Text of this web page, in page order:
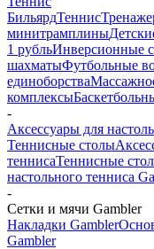
БильярдТеннис
минитрамплины
1 рубльИнверсионные
шахматыФутбольные
единоборства
комплексы
-
Аксессуары для
Теннисные столы
теннисаТеннисные
настольного тенниса
-
Сетки и мячи Gambler
Накладки Gambler
Gambler